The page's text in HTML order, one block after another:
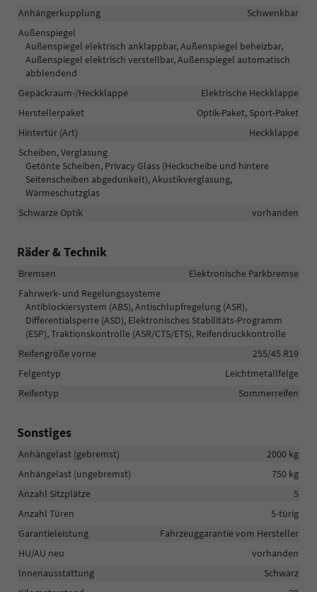
Anhängerkupplung
Schwenkbar
Außenspiegel
Außenspiegel elektrisch anklappbar, Außenspiegel beheizbar,
Außenspiegel elektrisch verstellbar, Außenspiegel automatisch
abblendend
Gepäckraum-/Heckklappe
Elektrische Heckklappe
Herstellerpaket
Optik-Paket, Sport-Paket
Hintertür (Art)
Heckklappe
Scheiben, Verglasung
Getönte Scheiben, Privacy Glass (Heckscheibe und hintere
Seitenscheiben abgedunkelt), Akustikverglasung,
Wärmeschutzglas
Schwarze Optik
vorhanden
Räder & Technik
Bremsen
Elektronische Parkbremse
Fahrwerk- und Regelungssysteme
Antiblockiersystem (ABS), Antischlupfregelung (ASR),
Differentialsperre (ASD), Elektronisches Stabilitäts-Programm
(ESP), Traktionskontrolle (ASR/CTS/ETS), Reifendruckkontrolle
Reifengröße vorne
255/45 R19
Felgentyp
Leichtmetallfelge
Reifentyp
Sommerreifen
Sonstiges
Anhängelast (gebremst)
2000 kg
Anhängelast (ungebremst)
750 kg
Anzahl Sitzplätze
5
Anzahl Türen
5-türig
Garantieleistung
Fahrzeuggarantie vom Hersteller
HU/AU neu
vorhanden
Innenausstattung
Schwarz